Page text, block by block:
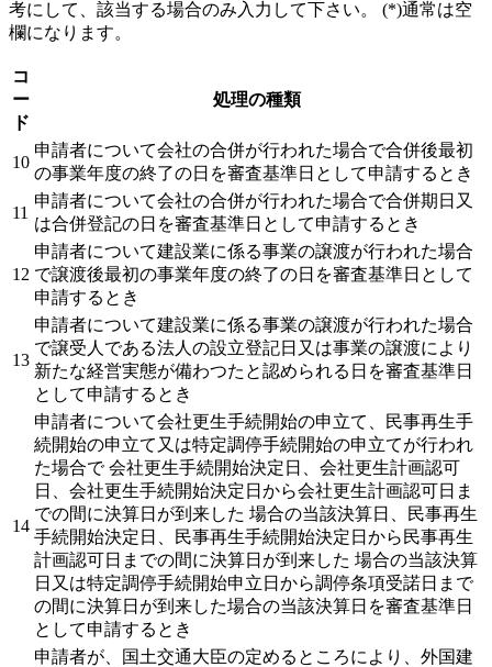
考にして、 該当する場合のみ 入力して下さい。 (*)通常は空
欄になります。
コ
ー
ド
処理の種類
10
申請者について会社の合併が行われた場合で合併後最初
の事業年度の終了の日を審査基準日として申請するとき
11
申請者について会社の合併が行われた場合で合併期日又
は合併登記の日を審査基準日として申請するとき
12
申請者について建設業に係る事業の譲渡が行われた場合
で譲渡後最初の事業年度の終了の日を審査基準日として
申請するとき
13
申請者について建設業に係る事業の譲渡が行われた場合
で譲受人である法人の設立登記日又は事業の譲渡により
新たな経営実態が備わつたと認められる日を審査基準日
として申請するとき
14
申請者について会社更生手続開始の申立て、民事再生手
続開始の申立て又は特定調停手続開始の申立てが行われ
た場合で 会社更生手続開始決定日、会社更生計画認可
日、会社更生手続開始決定日から会社更生計画認可日ま
での間に決算日が到来した 場合の当該決算日、民事再生
手続開始決定日、民事再生手続開始決定日から民事再生
計画認可日までの間に決算日が到来した 場合の当該決算
日又は特定調停手続開始申立日から調停条項受諾日まで
の間に決算日が到来した場合の当該決算日を審査基準日
として申請するとき
申請者が、国土交通大臣の定めるところにより、外国建